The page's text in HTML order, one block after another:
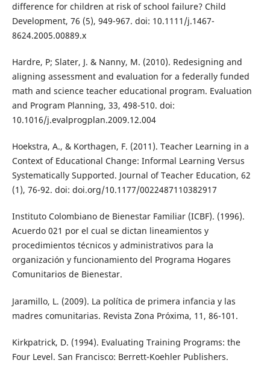
difference for children at risk of school failure? Child
Development, 76 (5), 949-967. doi: 10.1111/j.1467-
8624.2005.00889.x
Hardre, P; Slater, J. & Nanny, M. (2010). Redesigning and
aligning assessment and evaluation for a federally funded
math and science teacher educational program. Evaluation
and Program Planning, 33, 498-510. doi:
10.1016/j.evalprogplan.2009.12.004
Hoekstra, A., & Korthagen, F. (2011). Teacher Learning in a
Context of Educational Change: Informal Learning Versus
Systematically Supported. Journal of Teacher Education, 62
(1), 76-92. doi: doi.org/10.1177/0022487110382917
Instituto Colombiano de Bienestar Familiar (ICBF). (1996).
Acuerdo 021 por el cual se dictan lineamientos y
procedimientos técnicos y administrativos para la
organización y funcionamiento del Programa Hogares
Comunitarios de Bienestar.
Jaramillo, L. (2009). La política de primera infancia y las
madres comunitarias. Revista Zona Próxima, 11, 86-101.
Kirkpatrick, D. (1994). Evaluating Training Programs: the
Four Level. San Francisco: Berrett-Koehler Publishers.